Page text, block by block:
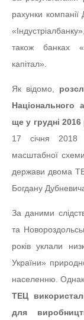
рахунки
також банках
капітал».
Як відомо,
Національного
ще у грудні 2016
17 січня 2018
масштабної
держави двома
Богдану
За даними
та
років уклали
України»
населенню. Однак
ТЕЦ
для